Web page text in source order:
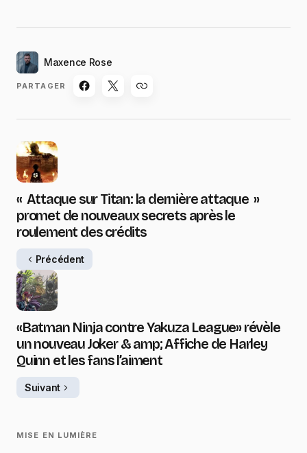
Maxence Rose
PARTAGER
« Attaque sur Titan: la dernière attaque »
promet de nouveaux secrets après le
roulement des crédits
Précédent
«Batman Ninja contre Yakuza League» révèle
un nouveau Joker & amp; Affiche de Harley
Quinn et les fans l’aiment
Suivant
MISE EN LUMIÈRE